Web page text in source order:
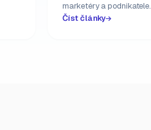
marketéry a podnikatele.
Číst články